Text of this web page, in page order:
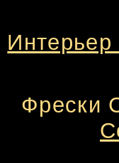
Фрески